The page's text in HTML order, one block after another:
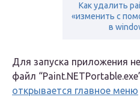
Как удалить
«изменить с
в
Для запуска приложения
файл
открывается главное меню